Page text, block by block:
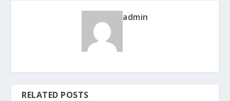
admin
RELATED POSTS